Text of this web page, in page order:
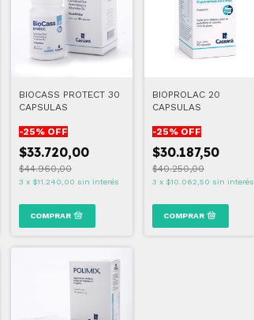
BIOCASS PROTECT 30
CAPSULAS
-25% OFF
$33.720,00
$44.960,00
3 x $11.240,00 sin interés
BIOPROLAC 20
CAPSULAS
-25% OFF
$30.187,50
$40.250,00
3 x $10.062,50 sin interés